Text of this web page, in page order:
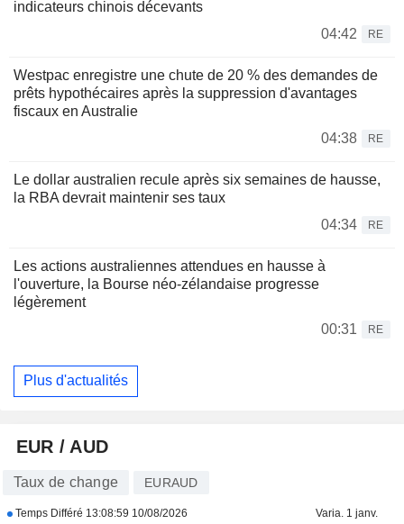
indicateurs chinois décevants
04:42
RE
Westpac enregistre une chute de 20 % des demandes de
prêts hypothécaires après la suppression d'avantages
fiscaux en Australie
04:38
RE
Le dollar australien recule après six semaines de hausse,
la RBA devrait maintenir ses taux
04:34
RE
Les actions australiennes attendues en hausse à
l'ouverture, la Bourse néo-zélandaise progresse
légèrement
00:31
RE
Plus d'actualités
EUR / AUD
Taux de change EURAUD
Temps Différé 13:08:59 10/08/2026 Varia. 1 janv.